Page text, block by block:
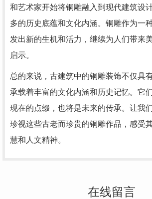
和艺术家开始将铜雕融入到现代建筑设
多的历史底蕴和文化内涵。铜雕作为一
发出新的生机和活力，继续为人们带来
启示。
总的来说，古建筑中的铜雕装饰不仅具
承载着丰富的文化内涵和历史记忆。它
现在的点缀，也将是未来的传承。让我
珍视这些古老而珍贵的铜雕作品，感受
慧和人文精神。
在线留言